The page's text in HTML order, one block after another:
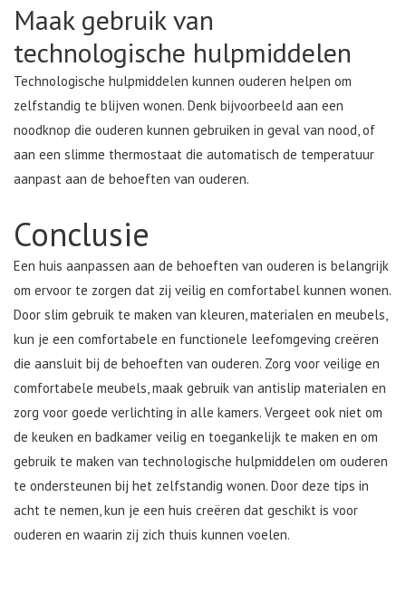
Maak gebruik van
technologische hulpmiddelen
Technologische hulpmiddelen kunnen ouderen helpen om
zelfstandig te blijven wonen. Denk bijvoorbeeld aan een
noodknop die ouderen kunnen gebruiken in geval van nood, of
aan een slimme thermostaat die automatisch de temperatuur
aanpast aan de behoeften van ouderen.
Conclusie
Een huis aanpassen aan de behoeften van ouderen is belangrijk
om ervoor te zorgen dat zij veilig en comfortabel kunnen wonen.
Door slim gebruik te maken van kleuren, materialen en meubels,
kun je een comfortabele en functionele leefomgeving creëren
die aansluit bij de behoeften van ouderen. Zorg voor veilige en
comfortabele meubels, maak gebruik van antislip materialen en
zorg voor goede verlichting in alle kamers. Vergeet ook niet om
de keuken en badkamer veilig en toegankelijk te maken en om
gebruik te maken van technologische hulpmiddelen om ouderen
te ondersteunen bij het zelfstandig wonen. Door deze tips in
acht te nemen, kun je een huis creëren dat geschikt is voor
ouderen en waarin zij zich thuis kunnen voelen.